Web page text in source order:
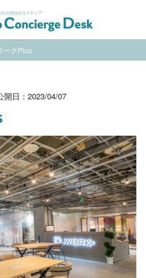
ークPlus
開日：2023/04/07